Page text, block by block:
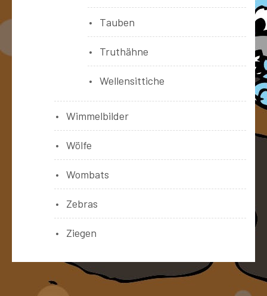
Tauben
Truthähne
Wellensittiche
Wimmelbilder
Wölfe
Wombats
Zebras
Ziegen